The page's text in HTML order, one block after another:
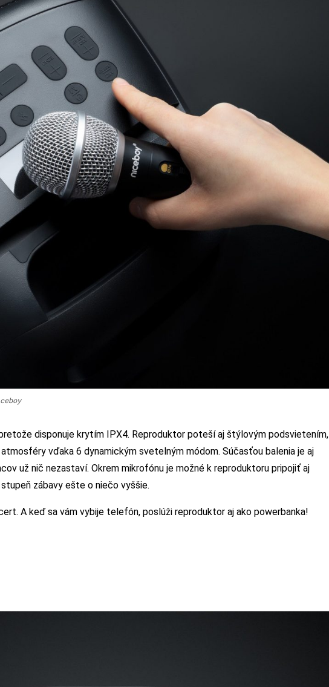
disponuje krytím IPX4. Reproduktor poteší aj štýlovým podsvietením,
vďaka 6 dynamickým svetelným módom. Súčasťou balenia je aj
už nič nezastaví. Okrem mikrofónu je možné k reproduktoru pripojiť aj
zábavy ešte o niečo vyššie.
A keď sa vám vybije telefón, poslúži reproduktor aj ako powerbanka!